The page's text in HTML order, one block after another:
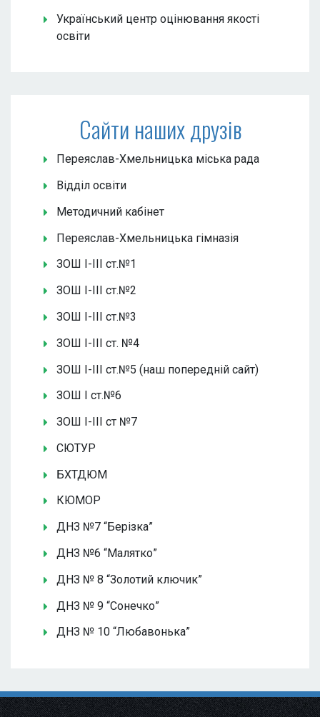
Український центр оцінювання якості
освіти
Сайти наших друзів
Переяслав-Хмельницька міська рада
Відділ освіти
Методичний кабінет
Переяслав-Хмельницька гімназія
ЗОШ І-ІІІ ст.№1
ЗОШ І-ІІІ ст.№2
ЗОШ І-ІІІ ст.№3
ЗОШ І-ІІІ ст. №4
ЗОШ І-ІІІ ст.№5 (наш попередній сайт)
ЗОШ І ст.№6
ЗОШ І-ІІІ ст №7
СЮТУР
БХТДЮМ
КЮМОР
ДНЗ №7 “Берізка”
ДНЗ №6 “Малятко”
ДНЗ № 8 “Золотий ключик”
ДНЗ № 9 “Сонечко”
ДНЗ № 10 “Любавонька”